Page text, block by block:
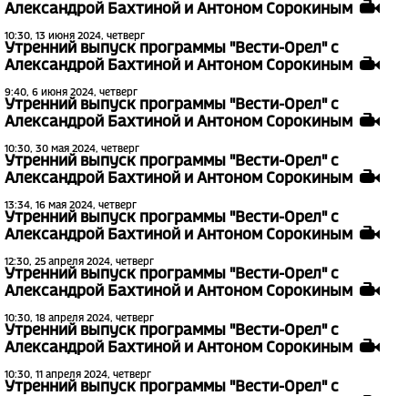
Александрой Бахтиной и Антоном Сорокиным
10:30, 13 июня 2024, четверг
Утренний выпуск программы "Вести-Орел" с
Александрой Бахтиной и Антоном Сорокиным
9:40, 6 июня 2024, четверг
Утренний выпуск программы "Вести-Орел" с
Александрой Бахтиной и Антоном Сорокиным
10:30, 30 мая 2024, четверг
Утренний выпуск программы "Вести-Орел" с
Александрой Бахтиной и Антоном Сорокиным
13:34, 16 мая 2024, четверг
Утренний выпуск программы "Вести-Орел" с
Александрой Бахтиной и Антоном Сорокиным
12:30, 25 апреля 2024, четверг
Утренний выпуск программы "Вести-Орел" с
Александрой Бахтиной и Антоном Сорокиным
10:30, 18 апреля 2024, четверг
Утренний выпуск программы "Вести-Орел" с
Александрой Бахтиной и Антоном Сорокиным
10:30, 11 апреля 2024, четверг
Утренний выпуск программы "Вести-Орел" с